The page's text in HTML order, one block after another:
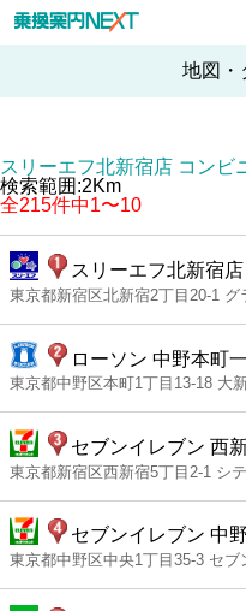
地図・
スリーエフ北新宿店 コンビ
検索範囲:2Km
全215件中1〜10
スリーエフ北新宿店
東京都新宿区北新宿2丁目20-1
ローソン 中野本町
東京都中野区本町1丁目13-18 大
セブンイレブン 西
東京都新宿区西新宿5丁目2-1 シ
セブンイレブン 中
東京都中野区中央1丁目35-3 セ